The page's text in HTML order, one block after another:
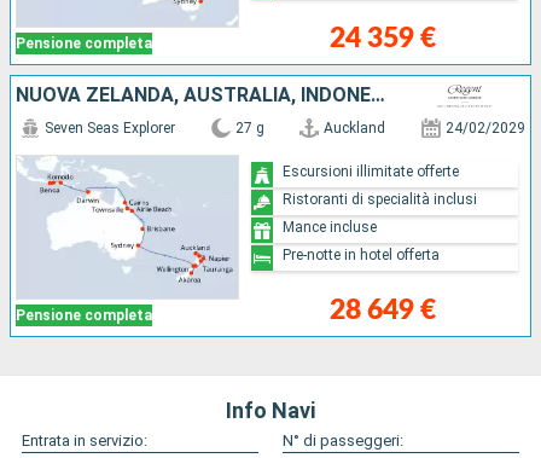
Pensione completa 24 359 €
NUOVA ZELANDA, AUSTRALIA, INDONESIA
Pensione completa
Seven Seas Explorer 27 g Auckland 24/02/2029
28 649 €
Escursioni illimitate offerte
Ristoranti di specialità inclusi
Mance incluse
Pre-notte in hotel offerta
Info Navi
Entrata in servizio:
N° di passeggeri: